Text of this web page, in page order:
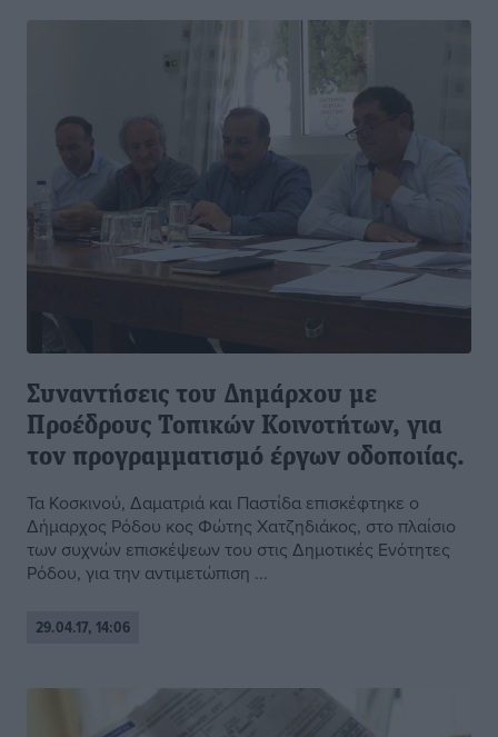
Συναντήσεις του Δημάρχου με
Προέδρους Τοπικών Κοινοτήτων, για
τον προγραμματισμό έργων οδοποιίας.
Τα Κοσκινού, Δαματριά και Παστίδα επισκέφτηκε ο
Δήμαρχος Ρόδου κος Φώτης Χατζηδιάκος, στο πλαίσιο
των συχνών επισκέψεων του στις Δημοτικές Ενότητες
Ρόδου, για την αντιμετώπιση ...
29.04.17, 14:06